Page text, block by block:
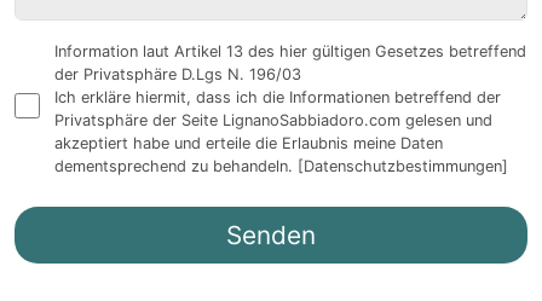
Information laut Artikel 13 des hier gültigen Gesetzes betreffend
der Privatsphäre D.Lgs N. 196/03
Ich erkläre hiermit, dass ich die Informationen betreffend der
Privatsphäre der Seite LignanoSabbiadoro.com gelesen und
akzeptiert habe und erteile die Erlaubnis meine Daten
dementsprechend zu behandeln. [Datenschutzbestimmungen]